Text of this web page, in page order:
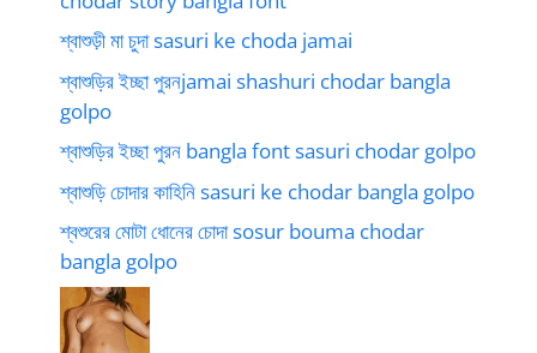
শ্বাশুড়ী মা চুদা sasuri ke choda jamai
শ্বাশুড়ির ইচ্ছা পুরনjamai shashuri chodar bangla
golpo
শ্বাশুড়ির ইচ্ছা পুরন bangla font sasuri chodar golpo
শ্বাশুড়ি চোদার কাহিনি sasuri ke chodar bangla golpo
শ্বশুরের মোটা ধোনের চোদা sosur bouma chodar
bangla golpo